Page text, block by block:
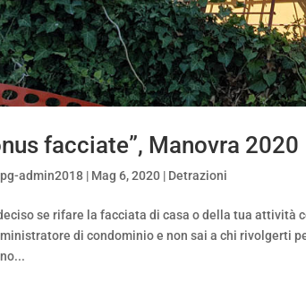
facciate”, Manovra 2020
admin2018 | Mag 6, 2020 | Detrazioni
se rifare la facciata di casa o della tua attività
di condominio e non sai a chi rivolgerti